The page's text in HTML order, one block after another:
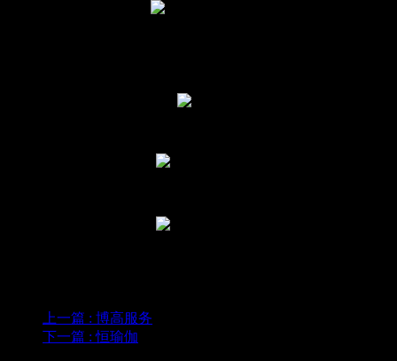
上一篇 : 博高服务
下一篇 : 恒瑜伽